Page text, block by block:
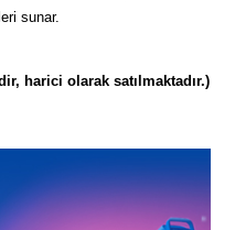
sunar.
harici olarak satılmaktadır.)